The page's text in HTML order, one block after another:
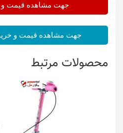
جهت مشاهده قیمت و
جهت مشاهده قیمت و
محصولات مرتبط